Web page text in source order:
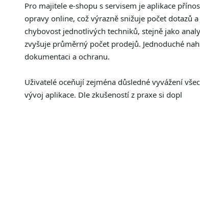
Pro majitele e-shopu s servisem je aplikace
opravy online, což výrazně snižuje počet dotazů
chybovost jednotlivých techniků, stejně jako
zvyšuje průměrný počet prodejů. Jednoduché
dokumentaci a ochranu.
Uživatelé oceňují zejména důsledné vyvážení
vývoj aplikace. Dle zkušeností z praxe si dopl